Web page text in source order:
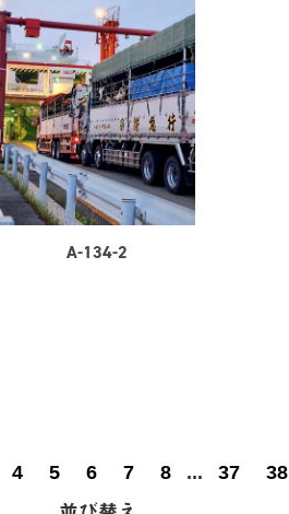
A-134-2
4 5 6 7 8 ... 37 38